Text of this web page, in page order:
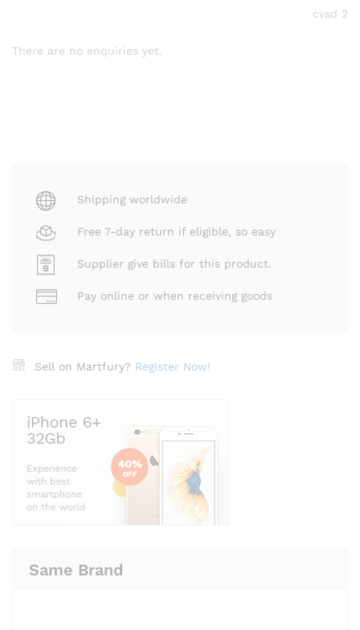
cvsd 2
There are no enquiries yet.
Shipping worldwide
Free 7-day return if eligible, so easy
Supplier give bills for this product.
Pay online or when receiving goods
Sell on Martfury? Register Now!
Same Brand